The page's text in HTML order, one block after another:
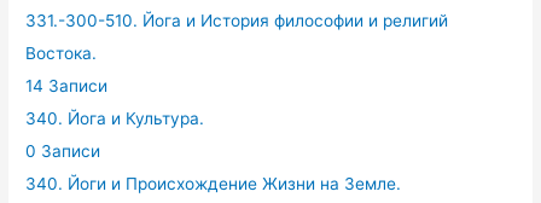
331.-300-510. Йога и История философии и религий
Востока.
14 Записи
340. Йога и Культура.
0 Записи
340. Йоги и Происхождение Жизни на Земле.